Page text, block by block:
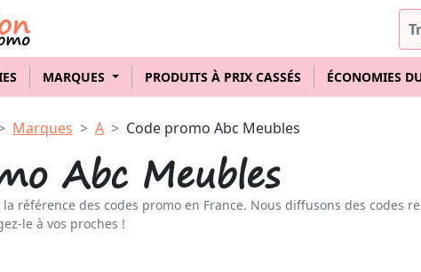
MARQUES PRODUITS À PRIX CASSÉS ÉCONOMIES
Marques A Code promo Abc Meubles
Abc Meubles
référence des codes promo en France. Nous diffusons des
le à vos proches !